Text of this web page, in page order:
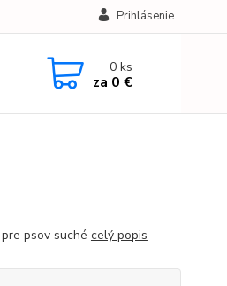
Prihlásenie
0ks
za 0 €
psov suché celý popis